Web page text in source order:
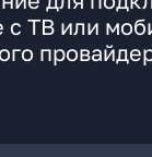
ТВ или